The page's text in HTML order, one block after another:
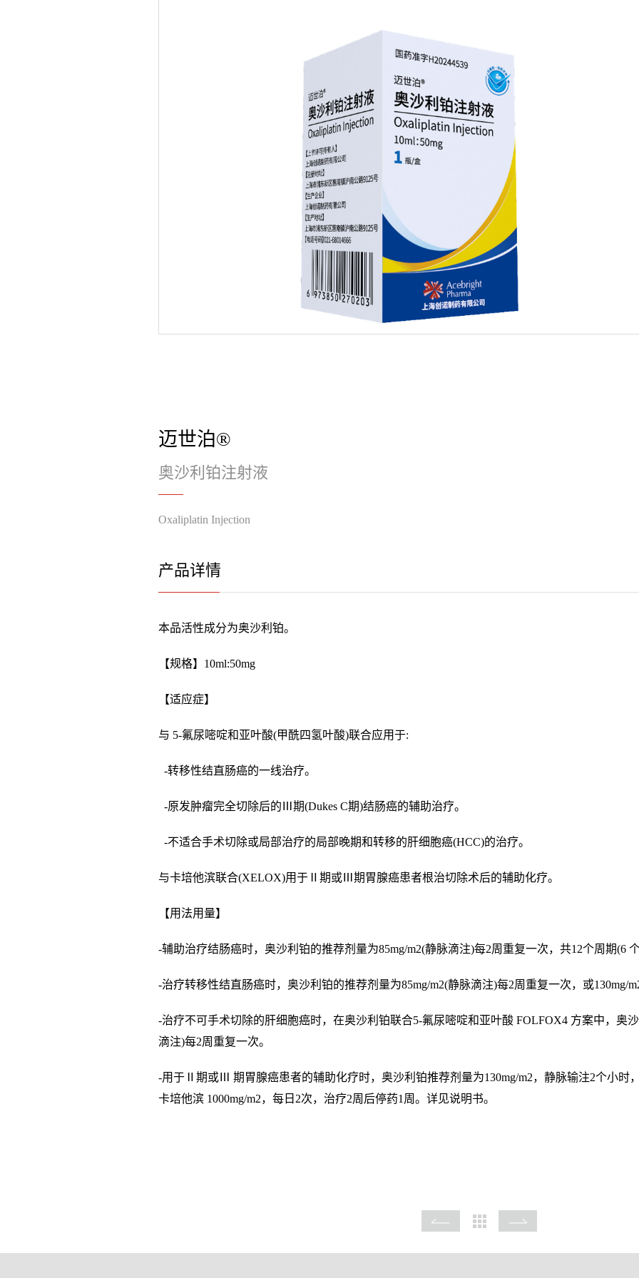
迈世泊®
奥沙利铂注射液
Oxaliplatin Injection
产品详情
本品活性成分为奥沙利铂。
【规格】10ml:50mg
【适应症】
与 5-氟尿嘧啶和亚叶酸(甲酰四氢叶酸)联合应用于:
-转移性结直肠癌的一线治疗。
-原发肿瘤完全切除后的Ⅲ期(Dukes C期)结肠癌的辅助治疗。
-不适合手术切除或局部治疗的局部晚期和转移的肝细胞癌(HCC)的治疗。
与卡培他滨联合(XELOX)用于Ⅱ期或Ⅲ期胃腺癌患者根治切除术后的辅助化疗。
【用法用量】
-辅助治疗结肠癌时，奥沙利铂的推荐剂量为85mg/m2(静脉滴注)每2周重复一次，共12个周期(6
-治疗转移性结直肠癌时，奥沙利铂的推荐剂量为85mg/m2(静脉滴注)每2周重复一次，或130mg/
-治疗不可手术切除的肝细胞癌时，在奥沙利铂联合5-氟尿嘧啶和亚叶酸 FOLFOX4 方案中，奥
滴注)每2周重复一次。
-用于Ⅱ期或Ⅲ 期胃腺癌患者的辅助化疗时，奥沙利铂推荐剂量为130mg/m2，静脉输注2个小时
卡培他滨 1000mg/m2，每日2次，治疗2周后停药1周。详见说明书。